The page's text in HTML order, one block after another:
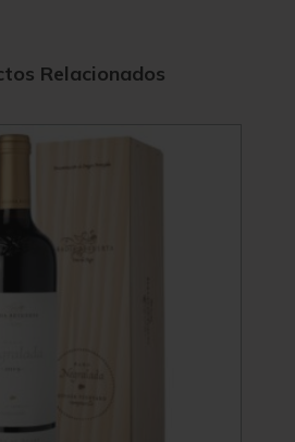
Relacionados